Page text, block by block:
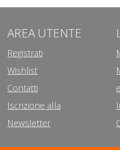
AREA UTENTE
Registrati
Wishlist
Contatti
Iscrizione alla
Newsletter